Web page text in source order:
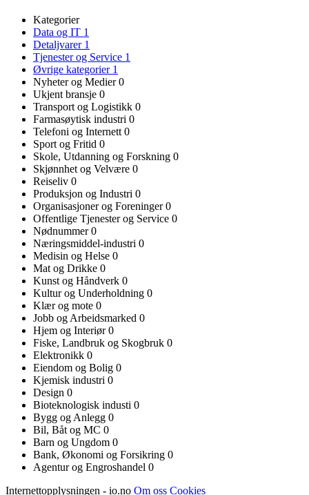
Kategorier
Data og IT 1
Detaljvarer 1
Tjenester og Service 1
Øvrige kategorier 1
Nyheter og Medier0
Ukjent bransje 0
Transport og Logistikk 0
Farmasøytisk industri 0
Telefoni og Internett 0
Sport og Fritid 0
Skole, Utdanning og Forskning 0
Skjønnhet og Velvære 0
Reiseliv 0
Produksjon og Industri 0
Organisasjoner og Foreninger0
Offentlige Tjenester og Service 0
Nødnummer0
Næringsmiddel-industri 0
Medisin og Helse 0
Mat og Drikke 0
Kunst og Håndverk 0
Kultur og Underholdning 0
Klær og mote 0
Jobb og Arbeidsmarked 0
Hjem og Interiør0
Fiske, Landbruk og Skogbruk 0
Elektronikk 0
Eiendom og Bolig 0
Kjemisk industri 0
Design 0
Bioteknologisk industi 0
Bygg og Anlegg 0
Bil, Båt og MC 0
Barn og Ungdom 0
Bank, Økonomi og Forsikring 0
Agentur og Engroshandel 0
Internettopplysningen - io.no Om oss Cookies